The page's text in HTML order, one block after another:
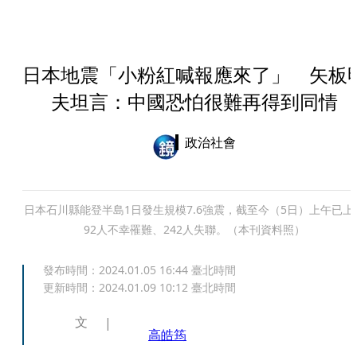
日本地震「小粉紅喊報應來了」 矢板
夫坦言：中國恐怕很難再得到同情
政治社會
日本石川縣能登半島1日發生規模7.6強震，截至今（5日）上午已上
92人不幸罹難、242人失聯。（本刊資料照）
發布時間： 2024.01.05 16:44 臺北時間
更新時間： 2024.01.09 10:12 臺北時間
文
高皓筠